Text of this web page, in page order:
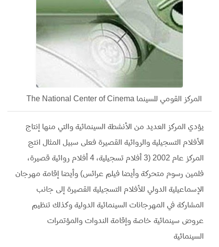
المركز القومي للسينما The National Center of Cinema
يؤدي المركز العديد من الأنشطة السينمائية والتي منها إنتاج
الأفلام التسجيلية والروائية القصيرة فعلى سبيل المثال انتج
المركز عام 2002 (3 أفلام تسجيلية، 4 أفلام روائية قصيرة،
فلمين رسوم متحركة وأيضا فيلم عرائس) وأيضا إقامة مهرجان
الإسماعيلية الدولي للأفلام التسجيلية القصيرة إلى جانب
المشاركة في المهرجانات السينمائية الدولية وكذلك تنظيم
عروض سينمائية خاصة وإقامة الندوات والمؤتمرات
السينمائية